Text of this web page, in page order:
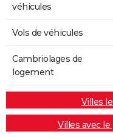
véhicules
Vols de véhicules
Cambriolages de
logement
Villes
Villes avec